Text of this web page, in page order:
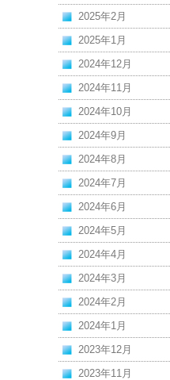
2025年2月
2025年1月
2024年12月
2024年11月
2024年10月
2024年9月
2024年8月
2024年7月
2024年6月
2024年5月
2024年4月
2024年3月
2024年2月
2024年1月
2023年12月
2023年11月